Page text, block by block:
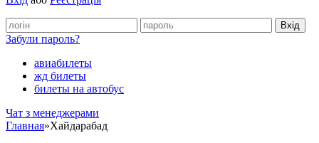
Забули пароль?
авиабилеты
жд билеты
билеты на автобус
Чат з менеджерами
Главная»Хайдарабад